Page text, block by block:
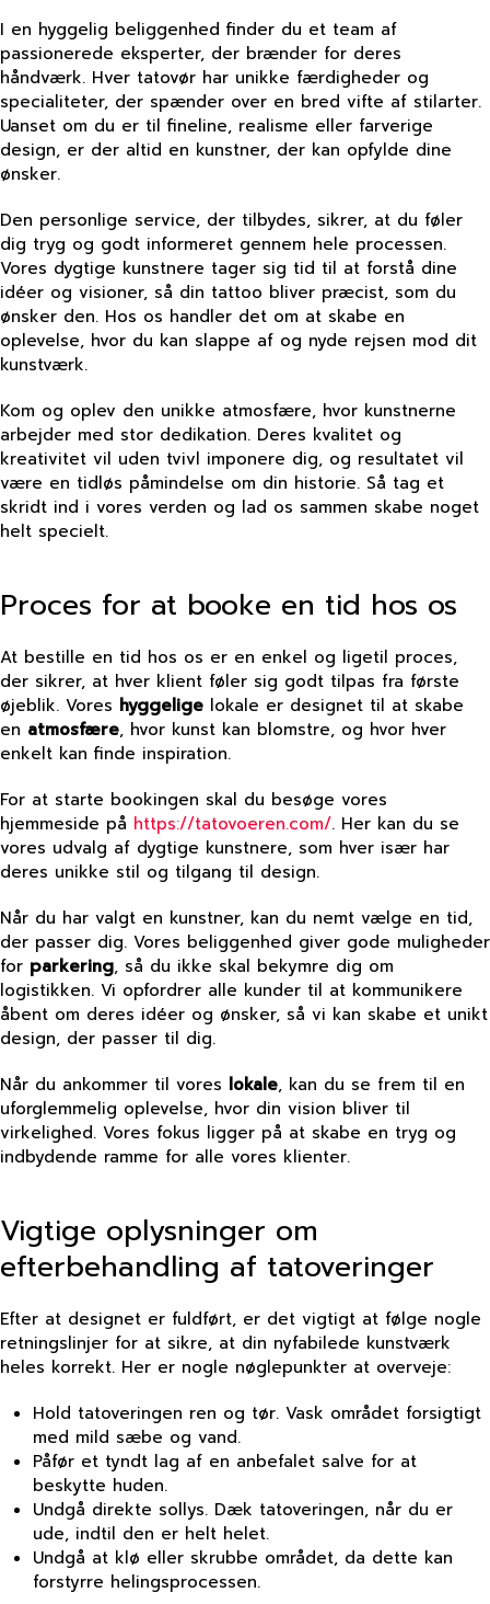
I en hyggelig beliggenhed finder du et team af
passionerede eksperter, der brænder for deres
håndværk. Hver tatovør har unikke færdigheder og
specialiteter, der spænder over en bred vifte af stilarter.
Uanset om du er til fineline, realisme eller farverige
design, er der altid en kunstner, der kan opfylde dine
ønsker.
Den personlige service, der tilbydes, sikrer, at du føler
dig tryg og godt informeret gennem hele processen.
Vores dygtige kunstnere tager sig tid til at forstå dine
idéer og visioner, så din tattoo bliver præcist, som du
ønsker den. Hos os handler det om at skabe en
oplevelse, hvor du kan slappe af og nyde rejsen mod dit
kunstværk.
Kom og oplev den unikke atmosfære, hvor kunstnerne
arbejder med stor dedikation. Deres kvalitet og
kreativitet vil uden tvivl imponere dig, og resultatet vil
være en tidløs påmindelse om din historie. Så tag et
skridt ind i vores verden og lad os sammen skabe noget
helt specielt.
Proces for at booke en tid hos os
At bestille en tid hos os er en enkel og ligetil proces,
der sikrer, at hver klient føler sig godt tilpas fra første
øjeblik. Vores hyggelige lokale er designet til at skabe
en atmosfære, hvor kunst kan blomstre, og hvor hver
enkelt kan finde inspiration.
For at starte bookingen skal du besøge vores
hjemmeside på https://tatovoeren.com/. Her kan du se
vores udvalg af dygtige kunstnere, som hver især har
deres unikke stil og tilgang til design.
Når du har valgt en kunstner, kan du nemt vælge en tid,
der passer dig. Vores beliggenhed giver gode muligheder
for parkering, så du ikke skal bekymre dig om
logistikken. Vi opfordrer alle kunder til at kommunikere
åbent om deres idéer og ønsker, så vi kan skabe et unikt
design, der passer til dig.
Når du ankommer til vores lokale, kan du se frem til en
uforglemmelig oplevelse, hvor din vision bliver til
virkelighed. Vores fokus ligger på at skabe en tryg og
indbydende ramme for alle vores klienter.
Vigtige oplysninger om
efterbehandling af tatoveringer
Efter at designet er fuldført, er det vigtigt at følge nogle
retningslinjer for at sikre, at din nyfabilede kunstværk
heles korrekt. Her er nogle nøglepunkter at overveje:
Hold tatoveringen ren og tør. Vask området forsigtigt
med mild sæbe og vand.
Påfør et tyndt lag af en anbefalet salve for at
beskytte huden.
Undgå direkte sollys. Dæk tatoveringen, når du er
ude, indtil den er helt helet.
Undgå at klø eller skrubbe området, da dette kan
forstyrre helingsprocessen.